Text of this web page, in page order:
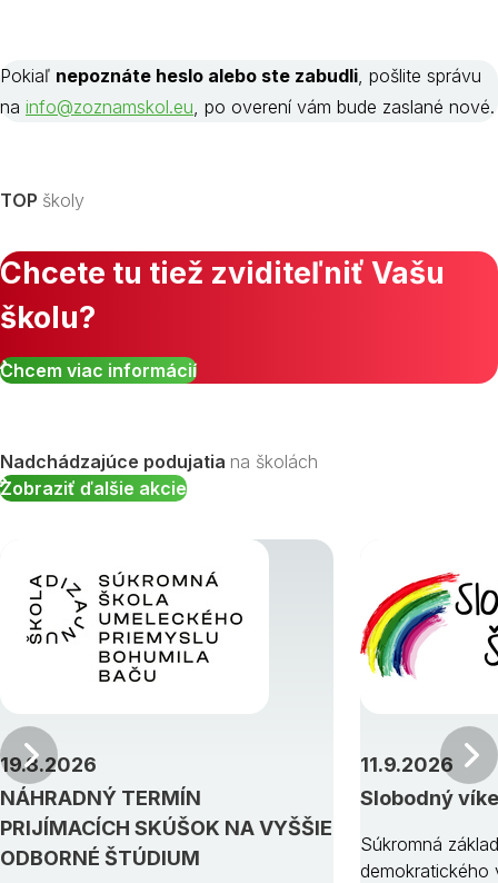
Pokiaľ nepoznáte heslo alebo ste zabudli, pošlite správu
na info@zoznamskol.eu, po overení vám bude zaslané nové.
TOP školy
Chcete tu tiež zviditeľniť Vašu
školu?
Chcem viac informácií
Nadchádzajúce podujatia na školách
Zobraziť ďalšie akcie
NÁHRADNÝ TERMÍN
PRIJÍMACÍCH SKÚŠOK NA VYŠŠIE
ODBORNÉ ŠTÚDIUM
19.8.2026
Slobodný
11.9.2026
Súkromná
demokratického
Predchádzajúci